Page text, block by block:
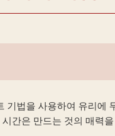
기법을 사용하여 유리
간은 만드는 것의 매력